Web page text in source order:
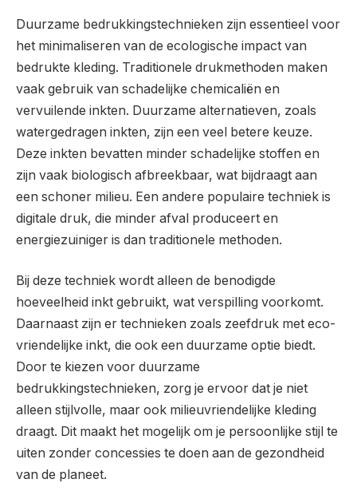
Duurzame bedrukkingstechnieken zijn essentieel voor
het minimaliseren van de ecologische impact van
bedrukte kleding. Traditionele drukmethoden maken
vaak gebruik van schadelijke chemicaliën en
vervuilende inkten. Duurzame alternatieven, zoals
watergedragen inkten, zijn een veel betere keuze.
Deze inkten bevatten minder schadelijke stoffen en
zijn vaak biologisch afbreekbaar, wat bijdraagt aan
een schoner milieu. Een andere populaire techniek is
digitale druk, die minder afval produceert en
energiezuiniger is dan traditionele methoden.
Bij deze techniek wordt alleen de benodigde
hoeveelheid inkt gebruikt, wat verspilling voorkomt.
Daarnaast zijn er technieken zoals zeefdruk met eco-
vriendelijke inkt, die ook een duurzame optie biedt.
Door te kiezen voor duurzame
bedrukkingstechnieken, zorg je ervoor dat je niet
alleen stijlvolle, maar ook milieuvriendelijke kleding
draagt. Dit maakt het mogelijk om je persoonlijke stijl te
uiten zonder concessies te doen aan de gezondheid
van de planeet.